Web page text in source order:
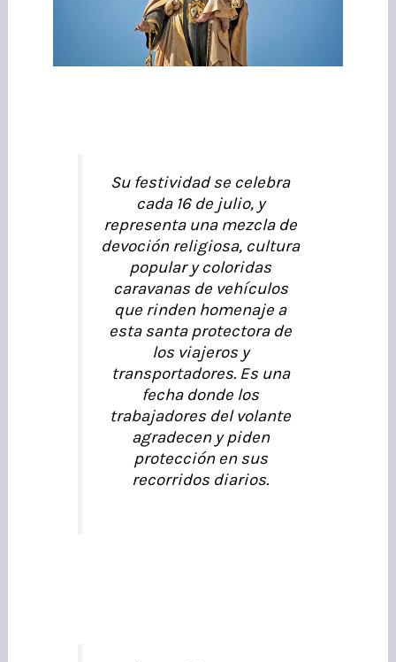
Su festividad se celebra
cada 16 de julio, y
representa una mezcla de
devoción religiosa, cultura
popular y coloridas
caravanas de vehículos
que rinden homenaje a
esta santa protectora de
los viajeros y
transportadores. Es una
fecha donde los
trabajadores del volante
agradecen y piden
protección en sus
recorridos diarios.